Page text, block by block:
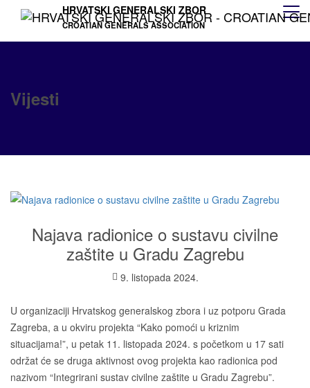
HRVATSKI GENERALSKI ZBOR
CROATIAN GENERALS ASSOCIATION
Vijesti
Najava radionice o sustavu civilne
zaštite u Gradu Zagrebu
9. listopada 2024.
U organizaciji Hrvatskog generalskog zbora i uz potporu Grada
Zagreba, a u okviru projekta “Kako pomoći u kriznim
situacijama!”, u petak 11. listopada 2024. s početkom u 17 sati
održat će se druga aktivnost ovog projekta kao radionica pod
nazivom “Integrirani sustav civilne zaštite u Gradu Zagrebu”.